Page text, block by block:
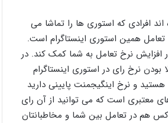
افرادی که استوری ها را تماشا می
تعامل همین استوری اینستاگرام است.
افزایش نرخ تعامل به شما کمک کند. در
نرخ رای در استوری اینستاگرام
هستید و نرخ اینگیجمنت پایینی دارید
معتبری است که می توانید از آن رای
هم در تعامل بین شما و مخاطبانتان